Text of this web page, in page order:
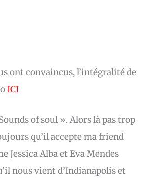
ont convaincus, l’intégralité de
ICI
of soul ». Alors là pas trop
qu’il accepte ma friend
Jessica Alba et Eva Mendes
nous vient d’Indianapolis et